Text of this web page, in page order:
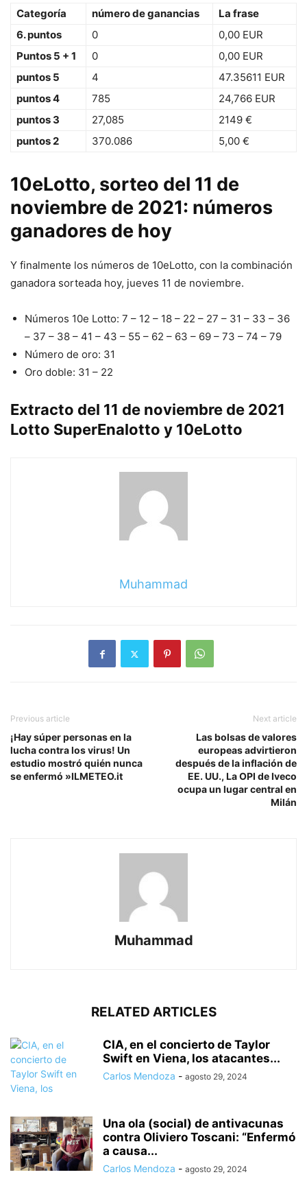
Categoría
número de ganancias
La frase
6. puntos
0
0,00 EUR
Puntos 5 + 1
0
0,00 EUR
puntos 5
4
47.35611 EUR
puntos 4
785
24,766 EUR
puntos 3
27,085
2149 €
puntos 2
370.086 5,00 €
10eLotto, sorteo del 11 de
noviembre de 2021: números
ganadores de hoy
Y finalmente los números de 10eLotto, con la combinación
ganadora sorteada hoy, jueves 11 de noviembre.
Números 10e Lotto: 7 – 12 – 18 – 22 – 27 – 31 – 33 – 36
– 37 – 38 – 41 – 43 – 55 – 62 – 63 – 69 – 73 – 74 – 79
Número de oro: 31
Oro doble: 31 – 22
Extracto del 11 de noviembre de 2021
Lotto SuperEnalotto y 10eLotto
Muhammad
Previous article
¡Hay súper personas en la
lucha contra los virus! Un
estudio mostró quién nunca
se enfermó »ILMETEO.it
Next article
Las bolsas de valores
europeas advirtieron
después de la inflación de
EE. UU., La OPI de Iveco
ocupa un lugar central en
Milán
Muhammad
RELATED ARTICLES
CIA, en el concierto de Taylor
Swift en Viena, los atacantes...
Carlos Mendoza - agosto 29, 2024
Una ola (social) de antivacunas
contra Oliviero Toscani: “Enfermó
a causa...
Carlos Mendoza - agosto 29, 2024